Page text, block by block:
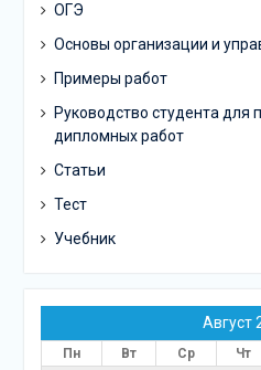
ОГЭ
Основы организации и
Примеры работ
Руководство студента для
дипломных работ
Статьи
Тест
Учебник
Август
Пн Вт Ср Чт